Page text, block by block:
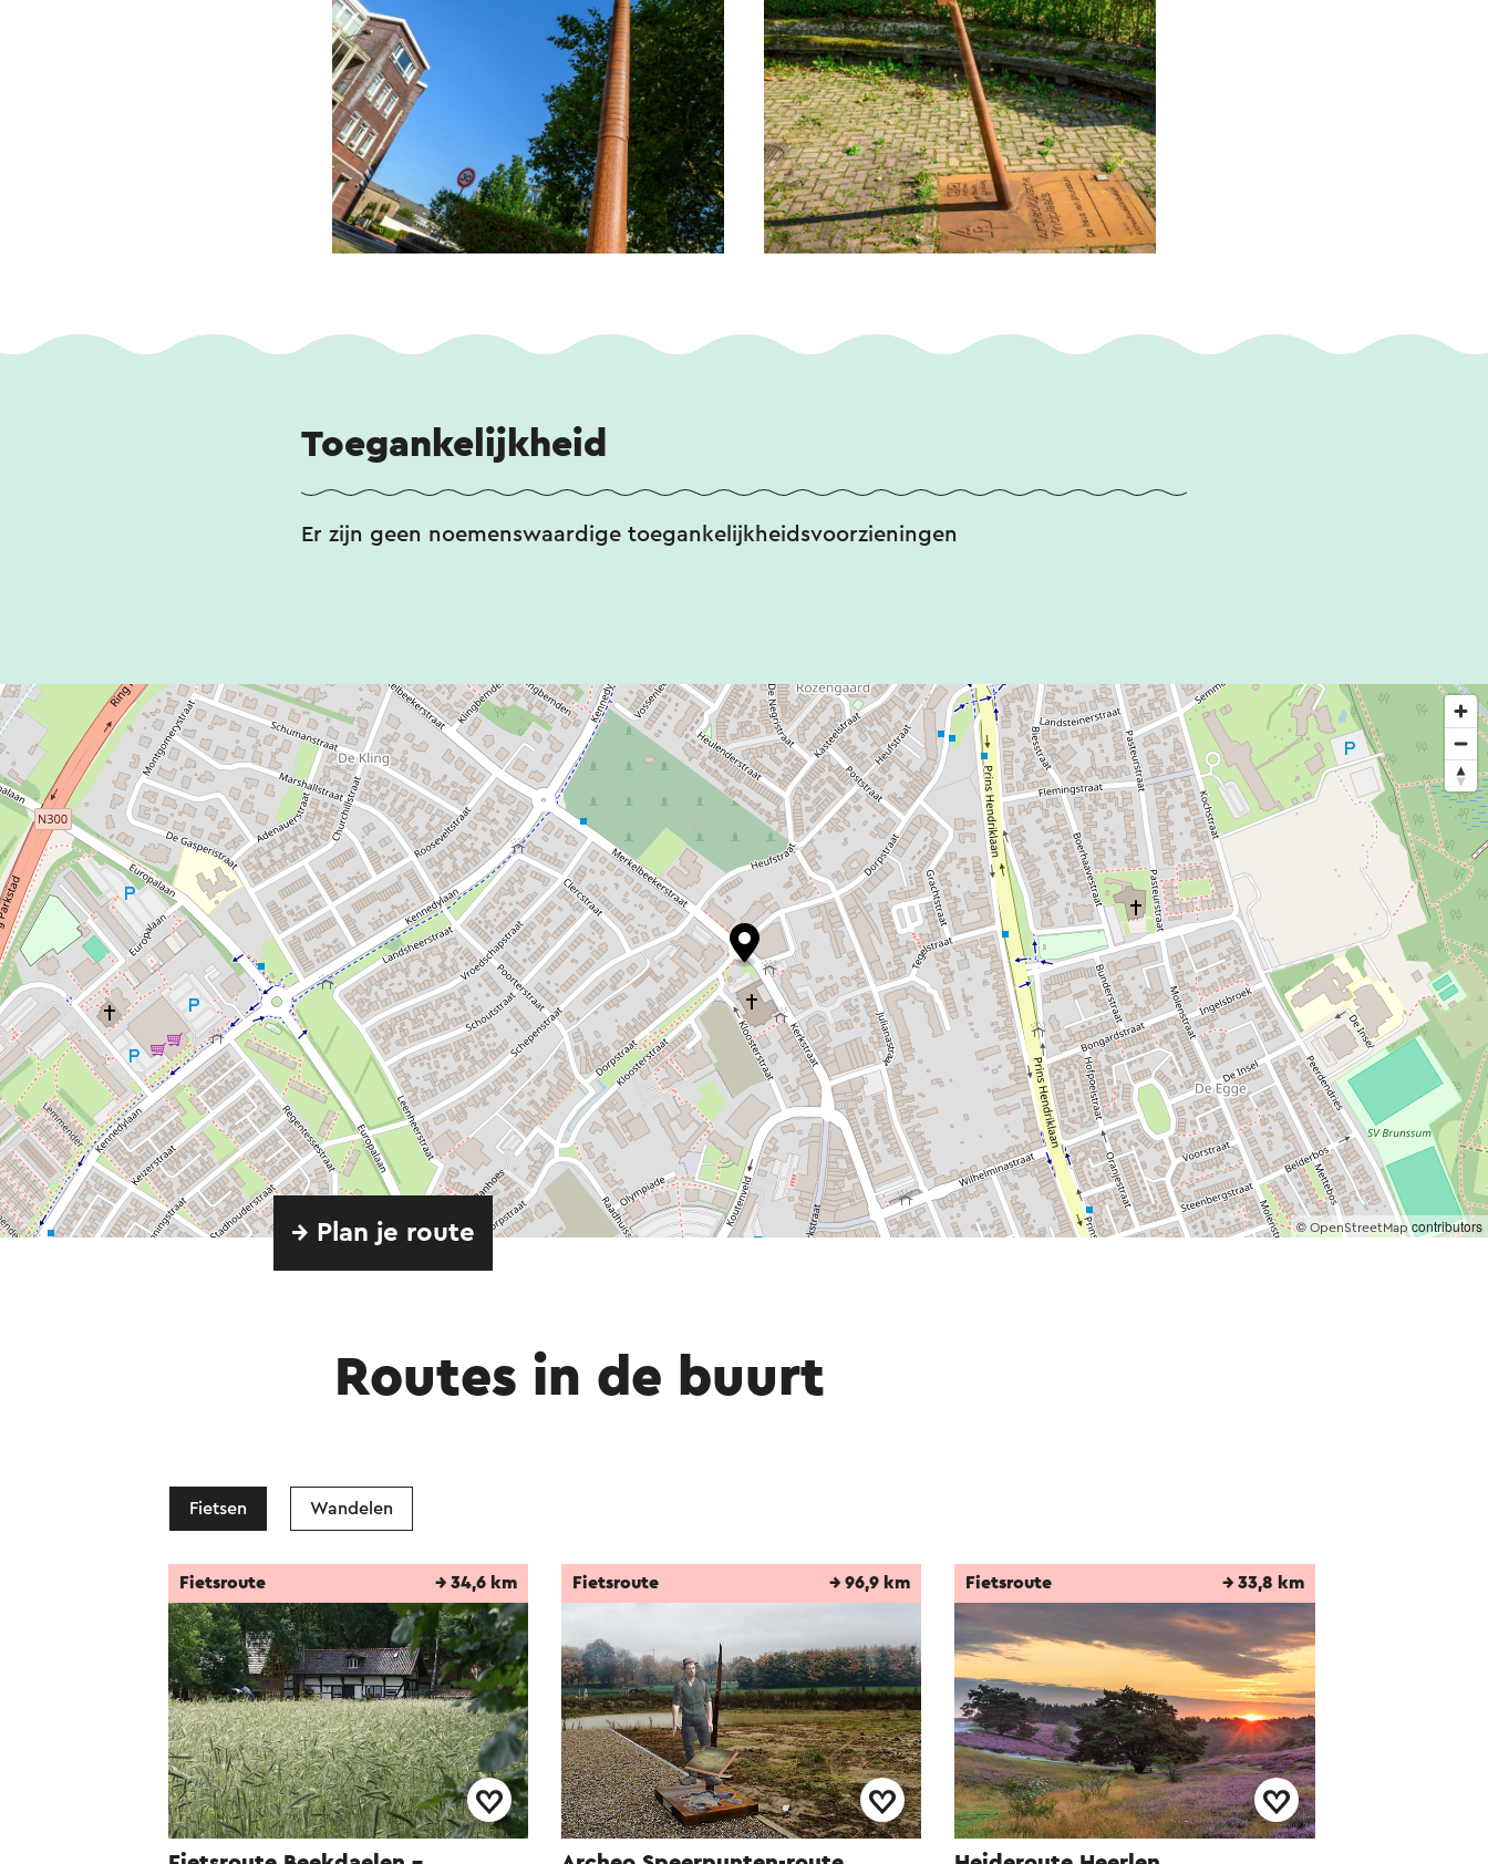
Toegankelijkheid
Er zijn geen noemenswaardige toegankelijkheidsvoorzieningen
© OpenStreetMapcontributors
→ Plan je route
Routes in de buurt
Fietsen Wandelen
Fietsroute → 34,6 km Fietsroute → 96,9 km Fietsroute → 33,8 km